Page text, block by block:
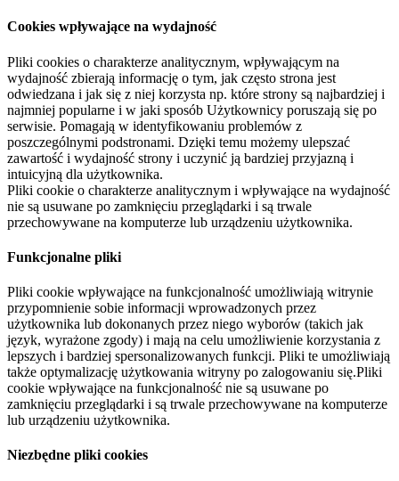
Cookies wpływające na wydajność
Pliki cookies o charakterze analitycznym, wpływającym na
wydajność zbierają informację o tym, jak często strona jest
odwiedzana i jak się z niej korzysta np. które strony są najbardziej i
najmniej popularne i w jaki sposób Użytkownicy poruszają się po
serwisie. Pomagają w identyfikowaniu problemów z
poszczególnymi podstronami. Dzięki temu możemy ulepszać
zawartość i wydajność strony i uczynić ją bardziej przyjazną i
intuicyjną dla użytkownika.
Pliki cookie o charakterze analitycznym i wpływające na wydajność
nie są usuwane po zamknięciu przeglądarki i są trwale
przechowywane na komputerze lub urządzeniu użytkownika.
Funkcjonalne pliki
Pliki cookie wpływające na funkcjonalność umożliwiają witrynie
przypomnienie sobie informacji wprowadzonych przez
użytkownika lub dokonanych przez niego wyborów (takich jak
język, wyrażone zgody) i mają na celu umożliwienie korzystania z
lepszych i bardziej spersonalizowanych funkcji. Pliki te umożliwiają
także optymalizację użytkowania witryny po zalogowaniu się.Pliki
cookie wpływające na funkcjonalność nie są usuwane po
zamknięciu przeglądarki i są trwale przechowywane na komputerze
lub urządzeniu użytkownika.
Niezbędne pliki cookies